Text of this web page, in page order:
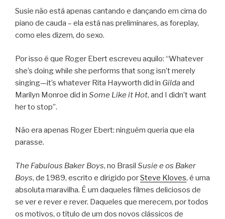
Susie não está apenas cantando e dançando em cima do
piano de cauda – ela está nas preliminares, as foreplay,
como eles dizem, do sexo.
Por isso é que Roger Ebert escreveu aquilo: “Whatever
she’s doing while she performs that song isn’t merely
singing—it’s whatever Rita Hayworth did in Gildaand
Marilyn Monroe did in Some Like it Hot, and I didn’t want
her to stop”.
Não era apenas Roger Ebert: ninguém queria que ela
parasse.
The Fabulous Baker Boys, no Brasil Susie e os Baker
Boys, de 1989, escrito e dirigido porSteve Kloves, é uma
absoluta maravilha. É um daqueles filmes deliciosos de
se ver e rever e rever. Daqueles que merecem, por todos
os motivos, o título de um dos novos clássicos de